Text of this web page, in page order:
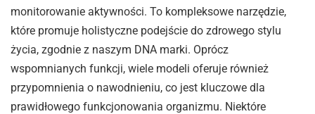
monitorowanie aktywności. To kompleksowe narzędzie,
które promuje holistyczne podejście do zdrowego stylu
życia, zgodnie z naszym DNA marki. Oprócz
wspomnianych funkcji, wiele modeli oferuje również
przypomnienia o nawodnieniu, co jest kluczowe dla
prawidłowego funkcjonowania organizmu. Niektóre